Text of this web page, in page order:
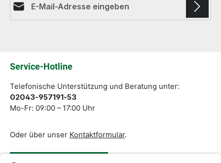
Service-Hotline
Telefonische Unterstützung und Beratung unter:
02043-957191-53
Mo-Fr: 09:00 – 17:00 Uhr
Oder über unser Kontaktformular.